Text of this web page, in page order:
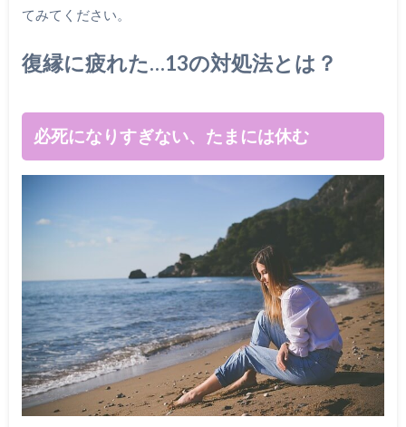
てみてください。
復縁に疲れた…13の対処法とは？
必死になりすぎない、たまには休む